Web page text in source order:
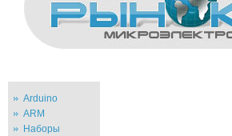
Arduino
ARM
Наборы